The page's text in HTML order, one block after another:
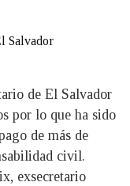
Salvador
de El Salvador
por lo que ha sido
de más de
civil.
exsecretario